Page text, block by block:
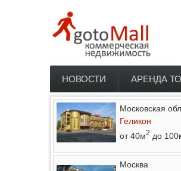
Главное меню
НОВОСТИ АРЕНДА
Московская обл.
Геликон
от 40м2 до
Москва